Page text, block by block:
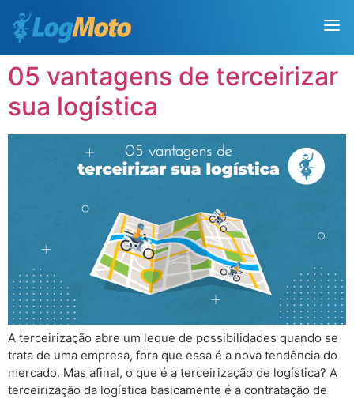
05 vantagens de terceirizar
sua logística
A terceirização abre um leque de possibilidades quando se
trata de uma empresa, fora que essa é a nova tendência do
mercado. Mas afinal, o que é a terceirização de logística? A
terceirização da logística basicamente é a contratação de